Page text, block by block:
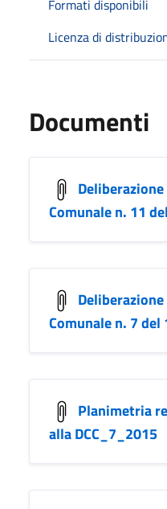
Formati disponibili
Licenza di
Documenti
Comunale n. 11
Comunale n. 7
Planimetria
alla DCC_7_2015